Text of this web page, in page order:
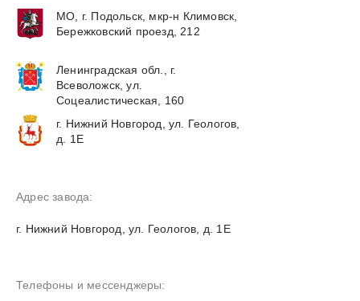
МО, г. Подольск, мкр-н Климовск,
Бережковский проезд, 212
Ленинградская обл., г.
Всеволожск, ул.
Соцеалистическая, 160
г. Нижний Новгород, ул. Геологов,
д. 1Е
г. Нижний Новгород, ул. Геологов, д. 1Е
Телефоны и мессенджеры:
Адрес завода: